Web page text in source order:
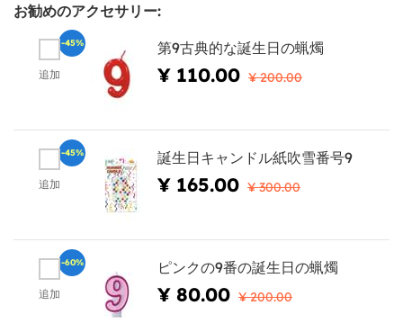
お勧めのアクセサリー:
追加
第9古典的な誕生日の蝋燭
¥ 110.00 ¥ 200.00
-45%
追加
誕生日キャンドル紙吹雪番号9
¥ 165.00 ¥ 300.00
-45%
追加
ピンクの9番の誕生日の蝋燭
¥ 80.00 ¥ 200.00
-60%